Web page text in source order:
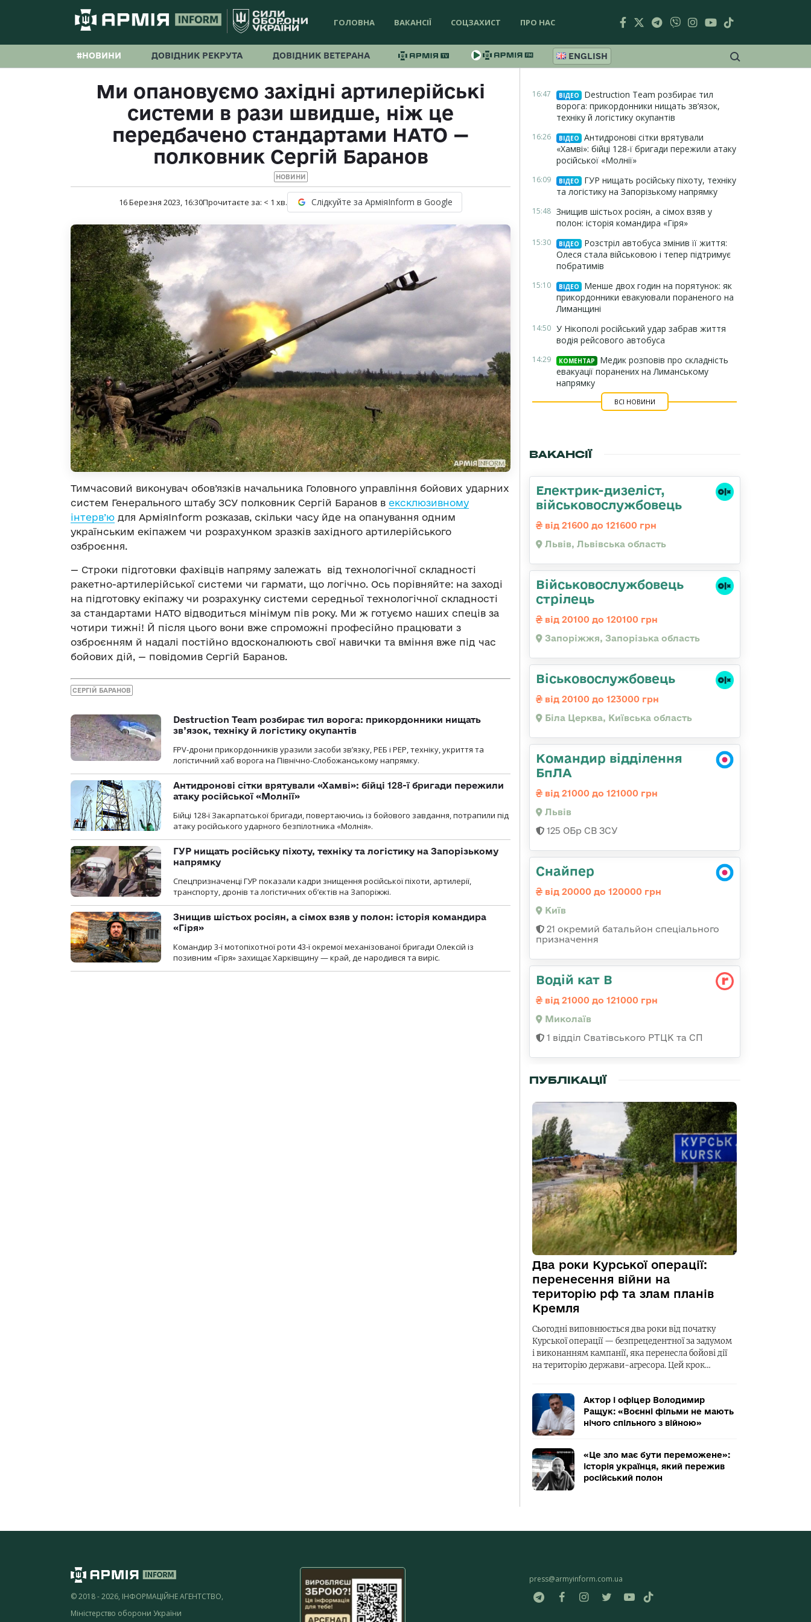
ГОЛОВНА ВАКАНСІЇ СОЦЗАХИСТ ПРО НАС
#НОВИНИ ДОВІДНИК РЕКРУТА ДОВІДНИК ВЕТЕРАНА ENGLISH
Ми опановуємо західні артилерійські
системи в рази швидше, ніж це
передбачено стандартами НАТО —
полковник Сергій Баранов
НОВИНИ
16 Березня 2023, 16:30Прочитаєте за: < 1 хв. Слідкуйте за АрміяInform в Google
Тимчасовий виконувач обов’язків начальника Головного управління бойових ударних
систем Генерального штабу ЗСУ полковник Сергій Баранов в ексклюзивному
інтерв’ю для АрміяInform розказав, скільки часу йде на опанування одним
українським екіпажем чи розрахунком зразків західного артилерійського
озброєння.
— Строки підготовки фахівців напряму залежать від технологічної складності
ракетно-артилерійської системи чи гармати, що логічно. Ось порівняйте: на заході
на підготовку екіпажу чи розрахунку системи середньої технологічної складності
за стандартами НАТО відводиться мінімум пів року. Ми ж готуємо наших спеців за
чотири тижні! Й після цього вони вже спроможні професійно працювати з
озброєнням й надалі постійно вдосконалюють свої навички та вміння вже під час
бойових дій, — повідомив Сергій Баранов.
СЕРГІЙ БАРАНОВ
Destruction Team розбирає тил ворога: прикордонники нищать
зв’язок, техніку й логістику окупантів
FPV-дрони прикордонників уразили засоби зв’язку, РЕБ і РЕР, техніку, укриття та
логістичний хаб ворога на Північно-Слобожанському напрямку.
Антидронові сітки врятували «Хамві»: бійці 128-ї бригади пережили
атаку російської «Молнії»
Бійці 128-ї Закарпатської бригади, повертаючись із бойового завдання, потрапили під
атаку російського ударного безпілотника «Молнія».
ГУР нищать російську піхоту, техніку та логістику на Запорізькому
напрямку
Спецпризначенці ГУР показали кадри знищення російської піхоти, артилерії,
транспорту, дронів та логістичних об’єктів на Запоріжжі.
Знищив шістьох росіян, а сімох взяв у полон: історія командира
«Гіря»
Командир 3-ї мотопіхотної роти 43-ї окремої механізованої бригади Олексій із
позивним «Гіря» захищає Харківщину — край, де народився та виріс.
16:47 ВІДЕО
Destruction Team розбирає тил
ворога: прикордонники нищать зв’язок,
техніку й логістику окупантів
16:26 ВІДЕО
Антидронові сітки врятували
«Хамві»: бійці 128-ї бригади пережили атаку
російської «Молнії»
16:09 ВІДЕО
ГУР нищать російську піхоту, техніку
та логістику на Запорізькому напрямку
15:48 Знищив шістьох росіян, а сімох взяв у
полон: історія командира «Гіря»
15:30 ВІДЕО
Розстріл автобуса змінив її життя:
Олеся стала військовою і тепер підтримує
побратимів
15:10 ВІДЕО
Менше двох годин на порятунок: як
прикордонники евакуювали пораненого на
Лиманщині
14:50 У Нікополі російський удар забрав життя
водія рейсового автобуса
14:29 КОМЕНТАР
Медик розповів про складність
евакуації поранених на Лиманському
напрямку
ВСІ НОВИНИ
ВАКАНСІЇ
Електрик-дизеліст,
військовослужбовець
від 21600 до 121600 грн
Львів, Львівська область
Військовослужбовець
стрілець
від 20100 до 120100 грн
Запоріжжя, Запорізька область
Віськовослужбовець
від 20100 до 123000 грн
Біла Церква, Київська область
Командир відділення
БпЛА
від 21000 до 121000 грн
Львів
125 ОБр СВ ЗСУ
Снайпер
від 20000 до 120000 грн
Київ
21 окремий батальйон спеціального
призначення
Водій кат В
від 21000 до 121000 грн
Миколаїв
1 відділ Сватівського РТЦК та СП
ПУБЛІКАЦІЇ
Два роки Курської операції:
перенесення війни на
територію рф та злам планів
Кремля
Сьогодні виповнюється два роки від початку
Курської операції — безпрецедентної за задумом
і виконанням кампанії, яка перенесла бойові дії
на територію держави-агресора. Цей крок…
Актор і офіцер Володимир
Ращук: «Воєнні фільми не мають
нічого спільного з війною»
«Це зло має бути переможене»:
історія українця, який пережив
російський полон
© 2018 - 2026, ІНФОРМАЦІЙНЕ АГЕНТСТВО,
Міністерство оборони України
press@armyinform.com.ua